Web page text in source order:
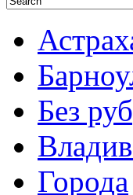
Без
Города